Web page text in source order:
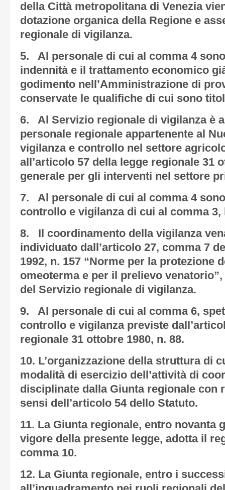
della Città metropolitana di Venezia
dotazione organica della Regione e
regionale di vigilanza.
5. Al personale di cui al comma 4
indennità e il trattamento economico
godimento nell’Amministrazione di
conservate le qualifiche di cui sono
6. Al Servizio regionale di vigilanza è
personale regionale appartenente al
vigilanza e controllo nel settore
all’articolo 57 della legge regionale 31
generale per gli interventi nel settore
7. Al personale di cui al comma 4
controllo e vigilanza di cui al comma 3,
8. Il coordinamento della vigilanza
individuato dall’articolo 27, comma 7
1992, n. 157 “Norme per la protezione
omeoterma e per il prelievo
del Servizio regionale di vigilanza.
9. Al personale di cui al comma 6,
controllo e vigilanza previste
regionale 31 ottobre 1980, n. 88.
10. L’organizzazione della struttura di
modalità di esercizio dell’attività di
disciplinate dalla Giunta regionale con
sensi dell’articolo 54 dello Statuto.
11. La Giunta regionale, entro novanta
vigore della presente legge, adotta il
comma 10.
12. La Giunta regionale, entro i